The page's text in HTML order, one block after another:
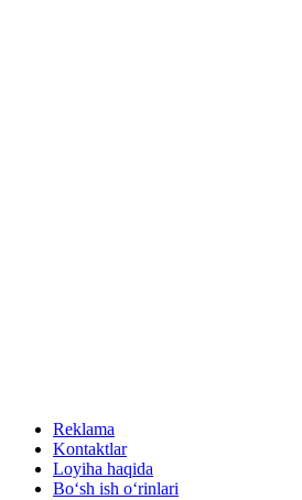
Reklama
Kontaktlar
Loyiha haqida
Bo‘sh ish o‘rinlari